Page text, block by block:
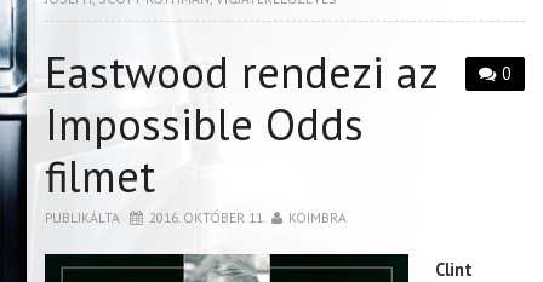
0
Eastwood rendezi az
Impossible Odds
filmet
PUBLIKÁLTA 2016. OKTÓBER 11. KOIMBRA
Clint